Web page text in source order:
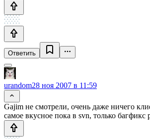
Ответить
urandom28 ноя 2007 в 11:59
Gajim не смотрели, очень даже ничего
самое вкусное пока в svn, только багфикс